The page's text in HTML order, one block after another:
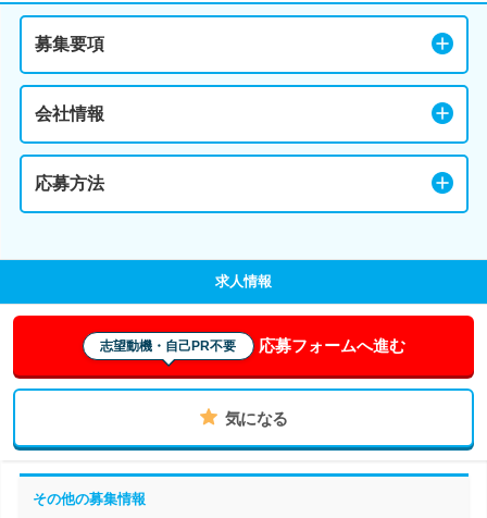
募集要項
会社情報
応募方法
求人情報
志望動機・自己PR不要 応募フォームへ進む
気になる
その他の募集情報